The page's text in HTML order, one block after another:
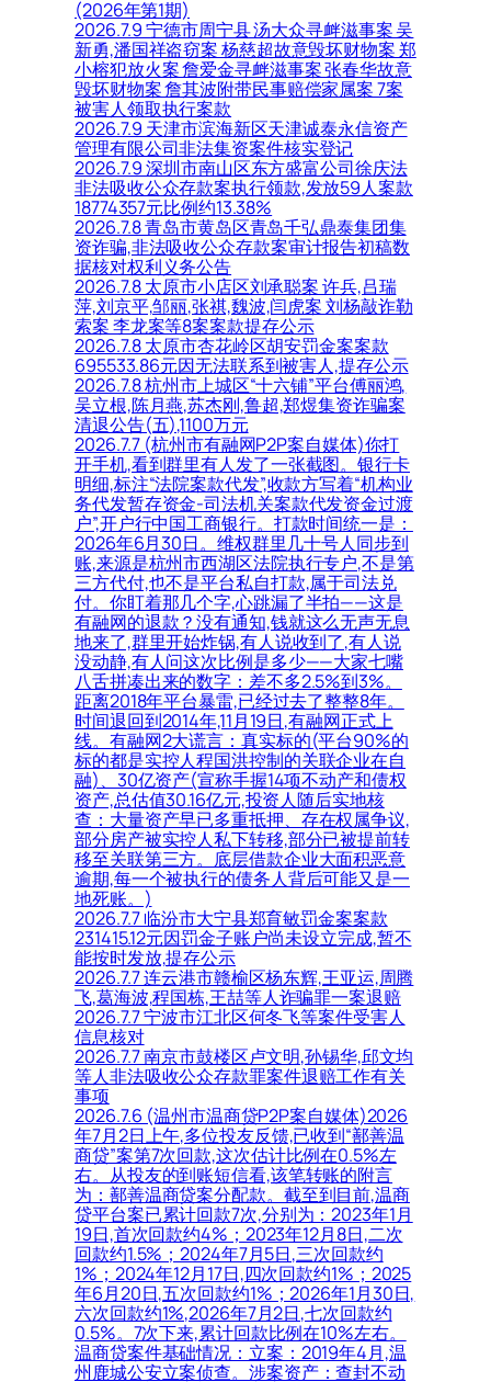
(2026年第1期)
2026.7.9 宁德市周宁县 汤大众寻衅滋事案 吴
新勇,潘国祥盗窃案 杨慈超故意毁坏财物案 郑
小榕犯放火案 詹爱金寻衅滋事案 张春华故意
毁坏财物案 詹其波附带民事赔偿家属案 7案
被害人领取执行案款
2026.7.9 天津市滨海新区天津诚泰永信资产
管理有限公司非法集资案件核实登记
2026.7.9 深圳市南山区东方盛富公司徐庆法
非法吸收公众存款案执行领款,发放59人案款
18774357元比例约13.38%
2026.7.8 青岛市黄岛区青岛千弘鼎泰集团集
资诈骗,非法吸收公众存款案审计报告初稿数
据核对权利义务公告
2026.7.8 太原市小店区刘承聪案 许兵,吕瑞
萍,刘京平,邹丽,张祺,魏波,闫虎案 刘杨敲诈勒
索案 李龙案等8案案款提存公示
2026.7.8 太原市杏花岭区胡安罚金案案款
695533.86元因无法联系到被害人,提存公示
2026.7.8 杭州市上城区“十六铺”平台傅丽鸿,
吴立根,陈月燕,苏杰刚,鲁超,郑煜集资诈骗案
清退公告(五),1100万元
2026.7.7 (杭州市有融网P2P案自媒体)你打
开手机,看到群里有人发了一张截图。银行卡
明细,标注“法院案款代发”,收款方写着“机构业
务代发暂存资金-司法机关案款代发资金过渡
户”,开户行中国工商银行。打款时间统一是：
2026年6月30日。维权群里几十号人同步到
账,来源是杭州市西湖区法院执行专户,不是第
三方代付,也不是平台私自打款,属于司法兑
付。你盯着那几个字,心跳漏了半拍——这是
有融网的退款？没有通知,钱就这么无声无息
地来了,群里开始炸锅,有人说收到了,有人说
没动静,有人问这次比例是多少——大家七嘴
八舌拼凑出来的数字：差不多2.5%到3%。
距离2018年平台暴雷,已经过去了整整8年。
时间退回到2014年,11月19日,有融网正式上
线。有融网2大谎言：真实标的(平台90%的
标的都是实控人程国洪控制的关联企业在自
融)、30亿资产(宣称手握14项不动产和债权
资产,总估值30.16亿元,投资人随后实地核
查：大量资产早已多重抵押、存在权属争议,
部分房产被实控人私下转移,部分已被提前转
移至关联第三方。底层借款企业大面积恶意
逾期,每一个被执行的债务人背后可能又是一
地死账。)
2026.7.7 临汾市大宁县郑育敏罚金案案款
231415.12元因罚金子账户尚未设立完成,暂不
能按时发放,提存公示
2026.7.7 连云港市赣榆区杨东辉,王亚运,周腾
飞,葛海波,程国栋,王喆等人诈骗罪一案退赔
2026.7.7 宁波市江北区何冬飞等案件受害人
信息核对
2026.7.7 南京市鼓楼区卢文明,孙锡华,邱文均
等人非法吸收公众存款罪案件退赔工作有关
事项
2026.7.6 (温州市温商贷P2P案自媒体)2026
年7月2日上午,多位投友反馈,已收到“鄯善温
商贷”案第7次回款,这次估计比例在0.5%左
右。从投友的到账短信看,该笔转账的附言
为：鄯善温商贷案分配款。截至到目前,温商
贷平台案已累计回款7次,分别为：2023年1月
19日,首次回款约4%；2023年12月8日,二次
回款约1.5%；2024年7月5日,三次回款约
1%；2024年12月17日,四次回款约1%；2025
年6月20日,五次回款约1%；2026年1月30日,
六次回款约1%,2026年7月2日,七次回款约
0.5%。7次下来,累计回款比例在10%左右。
温商贷案件基础情况：立案：2019年4月,温
州鹿城公安立案侦查。涉案资产：查封不动